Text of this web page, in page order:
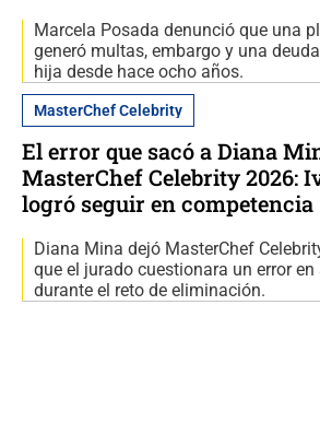
Marcela Posada denunció que una
generó multas, embargo y una
hija desde hace ocho años.
MasterChef Celebrity
El error que sacó a Diana
MasterChef Celebrity 2026:
logró seguir en competencia
Diana Mina dejó MasterChef
que el jurado cuestionara un error
durante el reto de eliminación.